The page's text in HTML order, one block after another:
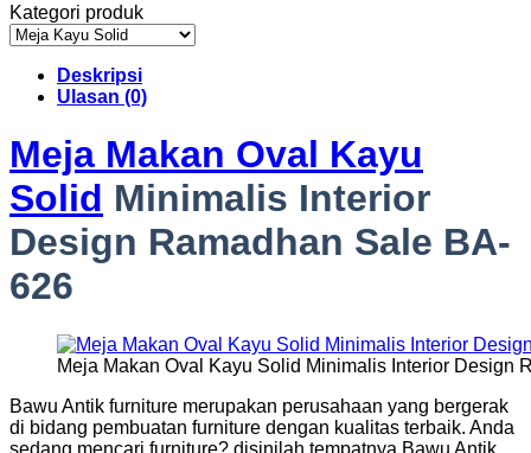
Kategori produk
Deskripsi
Ulasan (0)
Meja Makan Oval Kayu
Solid Minimalis Interior
Design Ramadhan Sale BA-
626
Meja Makan Oval Kayu Solid Minimalis Interior Design
Bawu Antik furniture merupakan perusahaan yang bergerak
di bidang pembuatan furniture dengan kualitas terbaik. Anda
sedang mencari furniture? disinilah tempatnya Bawu Antik